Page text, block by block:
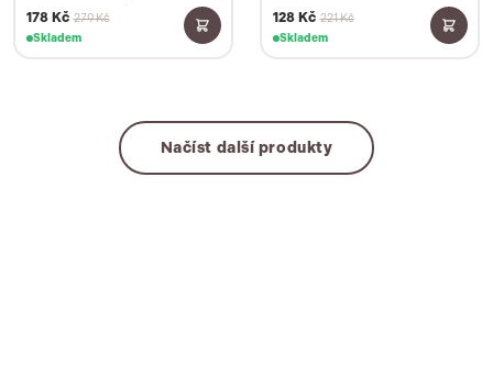
178 Kč 279 Kč
Skladem
128 Kč 221 Kč
Skladem
Načíst další produkty